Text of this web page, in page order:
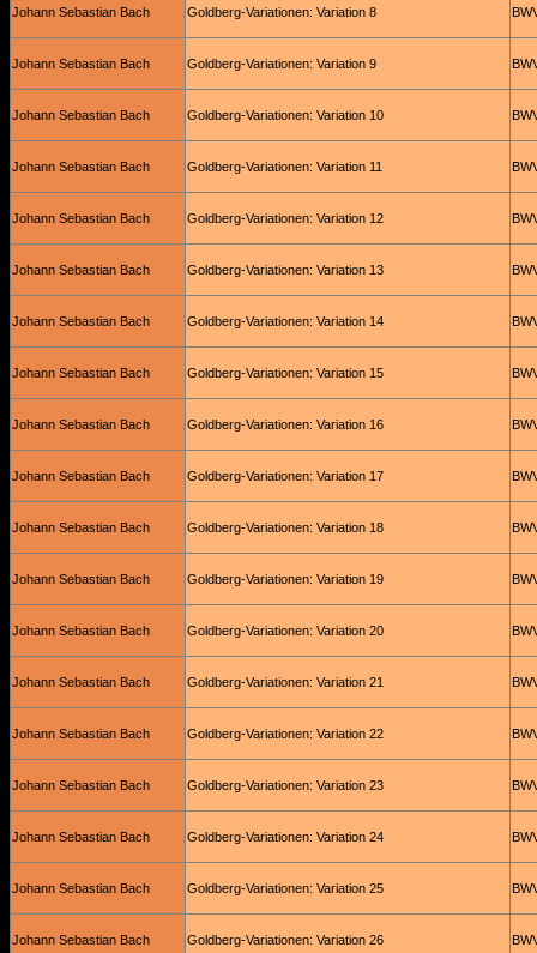
Johann Sebastian Bach Goldberg-Variationen: Variation 8
Johann Sebastian Bach Goldberg-Variationen: Variation 9
Johann Sebastian Bach Goldberg-Variationen: Variation 10
Johann Sebastian Bach Goldberg-Variationen: Variation 11
Johann Sebastian Bach Goldberg-Variationen: Variation 12
Johann Sebastian Bach Goldberg-Variationen: Variation 13
Johann Sebastian Bach Goldberg-Variationen: Variation 14
Johann Sebastian Bach Goldberg-Variationen: Variation 15
Johann Sebastian Bach Goldberg-Variationen: Variation 16
Johann Sebastian Bach Goldberg-Variationen: Variation 17
Johann Sebastian Bach Goldberg-Variationen: Variation 18
Johann Sebastian Bach Goldberg-Variationen: Variation 19
Johann Sebastian Bach Goldberg-Variationen: Variation 20
Johann Sebastian Bach Goldberg-Variationen: Variation 21
Johann Sebastian Bach Goldberg-Variationen: Variation 22
Johann Sebastian Bach Goldberg-Variationen: Variation 23
Johann Sebastian Bach Goldberg-Variationen: Variation 24
Johann Sebastian Bach Goldberg-Variationen: Variation 25
Johann Sebastian Bach Goldberg-Variationen: Variation 26